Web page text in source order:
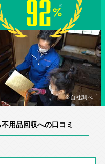
※自社調べ
用品回収への口コミ